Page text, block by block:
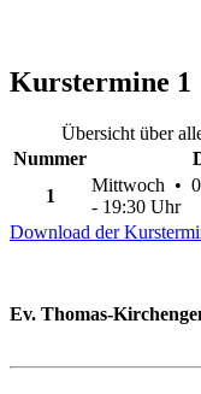
Kurstermine 1
Übersicht über
Nummer
1
Mittwoch •
- 19:30 Uhr
Download der
Ev. Thomas-